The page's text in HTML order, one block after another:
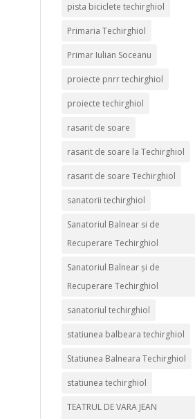
pista biciclete techirghiol
Primaria Techirghiol
Primar Iulian Soceanu
proiecte pnrr techirghiol
proiecte techirghiol
rasarit de soare
rasarit de soare la Techirghiol
rasarit de soare Techirghiol
sanatorii techirghiol
Sanatoriul Balnear si de
Recuperare Techirghiol
Sanatoriul Balnear și de
Recuperare Techirghiol
sanatoriul techirghiol
statiunea balbeara techirghiol
Statiunea Balneara Techirghiol
statiunea techirghiol
TEATRUL DE VARA JEAN